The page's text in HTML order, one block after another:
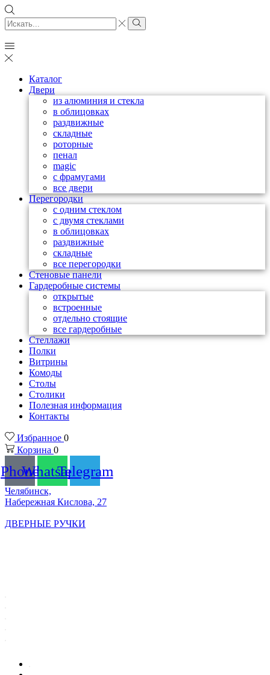
Search
input
Search
Каталог
Двери
из алюминия и стекла
в облицовках
раздвижные
складные
роторные
пенал
magic
с фрамугами
все двери
Перегородки
с одним стеклом
с двумя стеклами
в облицовках
раздвижные
складные
все перегородки
Стеновые панели
Гардеробные системы
открытые
встроенные
отдельно стоящие
все гардеробные
Стеллажи
Полки
Витрины
Комоды
Столы
Столики
Полезная информация
Контакты
Избранное 0
Корзина 0
PhoneWhatsappTelegram
Челябинск,
Набережная Кислова, 27
ДВЕРНЫЕ РУЧКИ